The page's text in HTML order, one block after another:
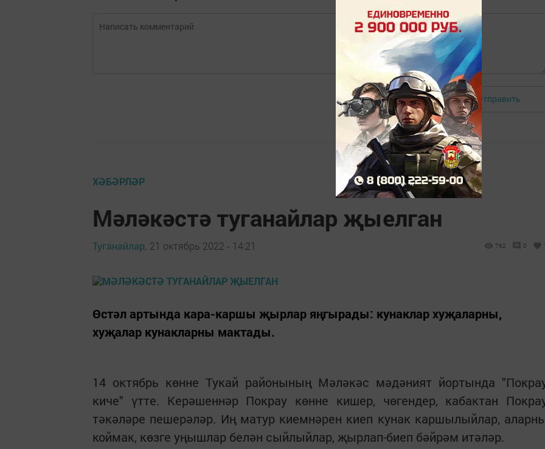
Авторизоваться Отправить
ХӘБӘРЛӘР
Мәләкәстә туганайлар җыелган
Туганайлар, 21 октябрь 2022 - 14:21 762 0
Өстәл артында кара-каршы җырлар яңгырады: кунаклар хуҗаларны,
хуҗалар кунакларны мактады.
14 октябрь көнне Тукай районының Мәләкәс мәдәният йортында
киче" үтте. Керәшеннәр Покрау көнне кишер, чөгендер, кабактан
тәкәләре пешерәләр. Иң матур киемнәрен киеп кунак каршылыйлар,
коймак, көзге уңышлар белән сыйлыйлар, җырлап-биеп бәйрәм итәләр.